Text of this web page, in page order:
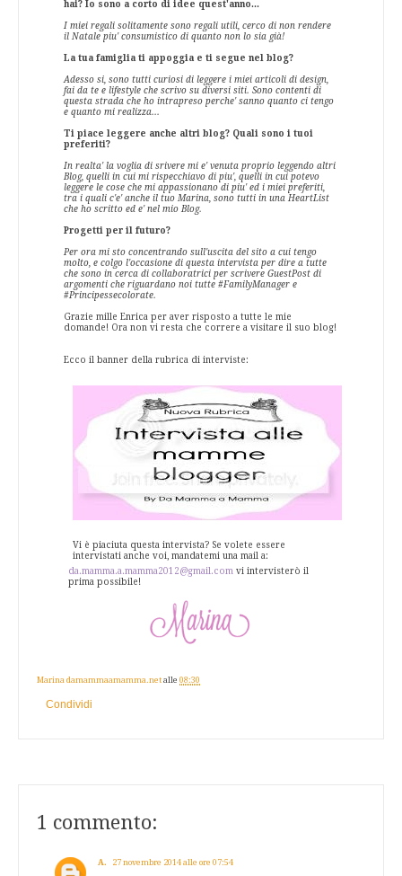
hai? Io sono a corto di idee quest'anno...
I miei regali solitamente sono regali utili, cerco di non rendere
il Natale piu' consumistico di quanto non lo sia già!
La tua famiglia ti appoggia e ti segue nel blog?
Adesso si, sono tutti curiosi di leggere i miei articoli di design,
fai da te e lifestyle che scrivo su diversi siti. Sono contenti di
questa strada che ho intrapreso perche' sanno quanto ci tengo
e quanto mi realizza...
Ti piace leggere anche altri blog? Quali sono i tuoi
preferiti?
In realta' la voglia di srivere mi e' venuta proprio leggendo altri
Blog, quelli in cui mi rispecchiavo di piu', quelli in cui potevo
leggere le cose che mi appassionano di piu' ed i miei preferiti,
tra i quali c'e' anche il tuo Marina, sono tutti in una HeartList
che ho scritto ed e' nel mio Blog.
Progetti per il futuro?
Per ora mi sto concentrando sull'uscita del sito a cui tengo
molto, e colgo l'occasione di questa intervista per dire a tutte
che sono in cerca di collaboratrici per scrivere GuestPost di
argomenti che riguardano noi tutte #FamilyManager e
#Principessecolorate.
Grazie mille Enrica per aver risposto a tutte le mie
domande! Ora non vi resta che correre a visitare il suo blog!
Ecco il banner della rubrica di interviste:
Vi è piaciuta questa intervista? Se volete essere
intervistati anche voi, mandatemi una mail a:
da.mamma.a.mamma2012@gmail.com vi intervisterò il
prima possibile!
Marina damammaamamma.net alle 08:30
Condividi
1 commento:
A. 27 novembre 2014 alle ore 07:54